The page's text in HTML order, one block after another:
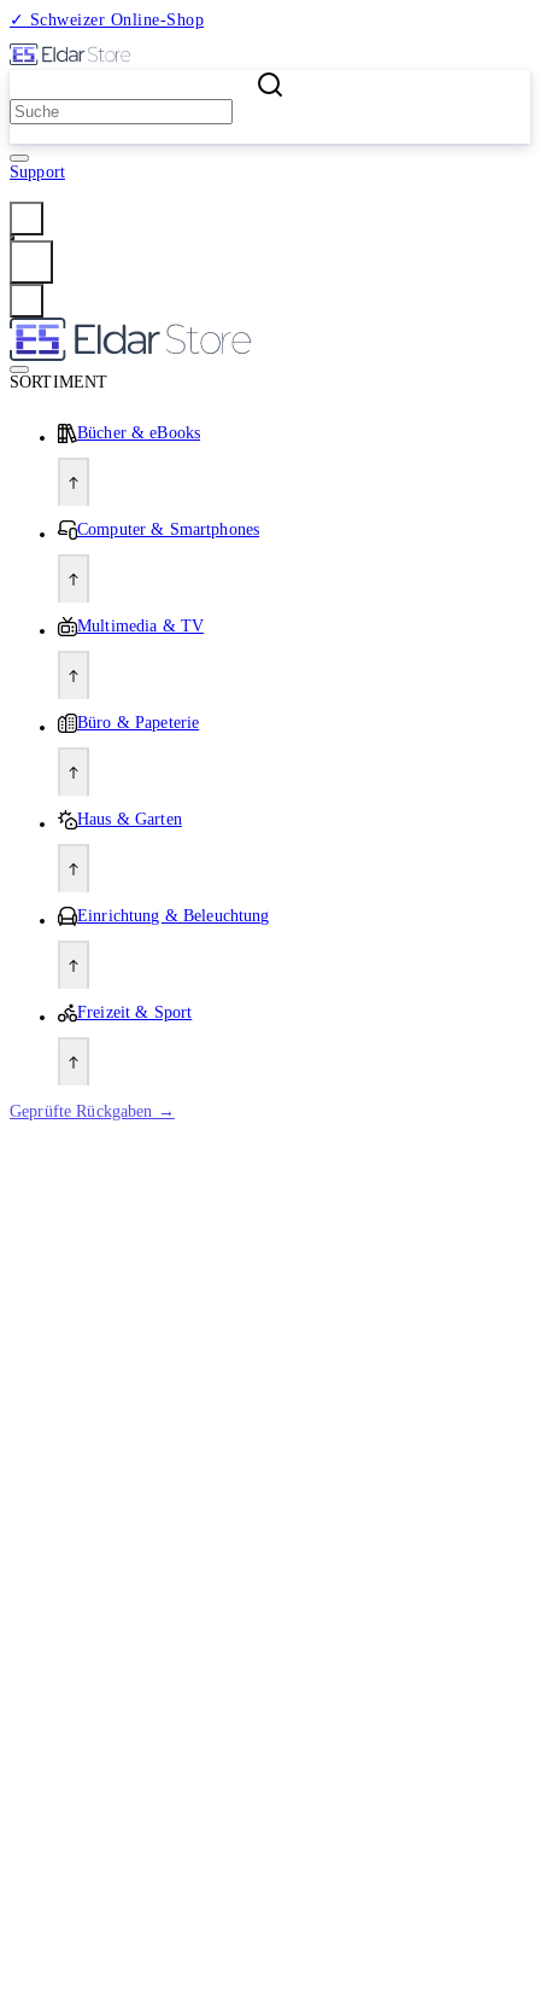
✓ Schweizer Online-Shop
Support
SORTIMENT
Bücher & eBooks
Computer & Smartphones
Multimedia & TV
Büro & Papeterie
Haus & Garten
Einrichtung & Beleuchtung
Freizeit & Sport
Geprüfte Rückgaben →